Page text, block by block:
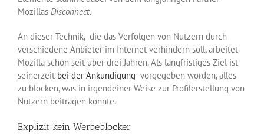
Mozillas Disconnect.
An dieser Technik, die das Verfolgen von Nutzern durch
verschiedene Anbieter im Internet verhindern soll, arbeitet
Mozilla schon seit über drei Jahren. Als langfristiges Ziel ist
seinerzeit bei der Ankündigung vorgegeben worden, alles
zu blocken, was in irgendeiner Weise zur Profilerstellung von
Nutzern beitragen könnte.
Explizit kein Werbeblocker